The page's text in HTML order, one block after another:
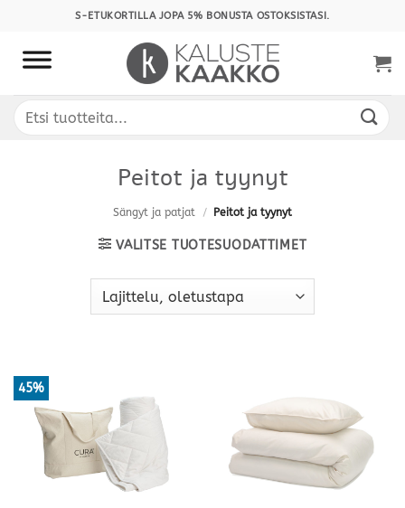
content
S-ETUKORTILLA JOPA 5% BONUSTA OSTOKSISTASI.
Etsi:
Peitot ja tyynyt
Sängyt ja patjat / Peitot ja tyynyt
VALITSE TUOTESUODATTIMET
45%